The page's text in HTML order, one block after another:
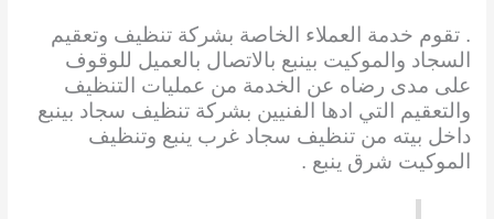
. تقوم خدمة العملاء الخاصة بشركة تنظيف وتعقيم
السجاد والموكيت بينبع بالاتصال بالعميل للوقوف
على مدى رضاه عن الخدمة من عمليات التنظيف
والتعقيم التي ادها الفنيين بشركة تنظيف سجاد بينبع
داخل بيته من تنظيف سجاد غرب ينبع وتنظيف
الموكيت شرق ينبع .